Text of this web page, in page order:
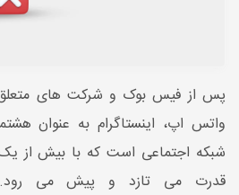
پس از فیس بوک و شرکت های
واتس اپ، اینستاگرام به عنوان
شبکه اجتماعی است که با بیش از یک
قدرت می تازد و پیش می رود.